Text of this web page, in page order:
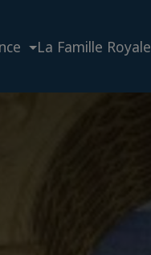
La Famille Royale